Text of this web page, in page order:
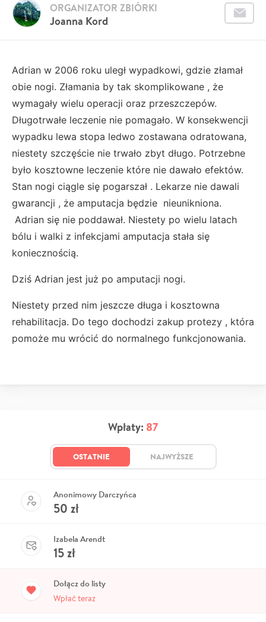
Joanna Kord
ORGANIZATOR ZBIÓRKI
Adrian w 2006 roku uległ wypadkowi, gdzie złamał
obie nogi. Złamania by tak skomplikowane , że
wymagały wielu operacji oraz przeszczepów.
Długotrwałe leczenie nie pomagało. W konsekwencji
wypadku lewa stopa ledwo zostawana odratowana,
niestety szczęście nie trwało zbyt długo. Potrzebne
było kosztowne leczenie które nie dawało efektów.
Stan nogi ciągle się pogarszał . Lekarze nie dawali
gwarancji , że amputacja będzie nieunikniona.
Adrian się nie poddawał. Niestety po wielu latach
bólu i walki z infekcjami amputacja stała się
koniecznością.
Dziś Adrian jest już po amputacji nogi.
Niestety przed nim jeszcze długa i kosztowna
rehabilitacja. Do tego dochodzi zakup protezy , która
pomoże mu wrócić do normalnego funkcjonowania.
Wpłaty: 87
OSTATNIE NAJWYŻSZE
Anonimowy Darczyńca
50 zł
Izabela Arendt
15zł
Dołącz do listy
Wpłać teraz